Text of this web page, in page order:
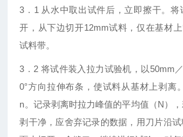
3．1 从水中取出试件后，立即擦干。将
开，从下边切开12mm试料，仅在基材
试料带。
3．2 将试件装入拉力试验机，以50mm
0°方向拉伸布条，使试料从基材上剥离
n。记录剥离时拉力峰值的平均值（N）
剥干净，应舍弃记录的数据，用刀片沿